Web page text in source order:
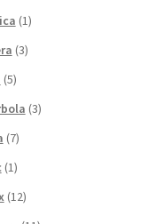
(1)
(3)
(5)
(3)
(7)
(1)
(12)